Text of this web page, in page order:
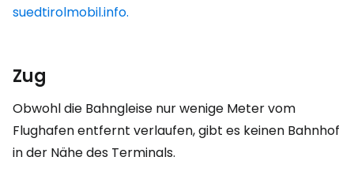
suedtirolmobil.info.
Zug
Obwohl die Bahngleise nur wenige Meter vom
Flughafen entfernt verlaufen, gibt es keinen Bahnhof
in der Nähe des Terminals.